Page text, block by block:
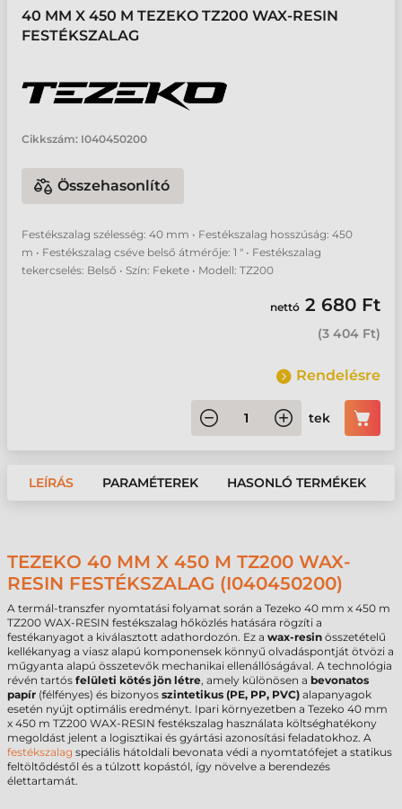
40 MM X 450 M TEZEKO TZ200 WAX-RESIN
FESTÉKSZALAG
Cikkszám: I040450200
Összehasonlító
Festékszalag szélesség: 40 mm • Festékszalag hosszúság: 450
m • Festékszalag cséve belső átmérője: 1 " • Festékszalag
tekercselés: Belső • Szín: Fekete • Modell: TZ200
nettó 2 680 Ft
(3 404 Ft)
Rendelésre
tek
LEÍRÁS PARAMÉTEREK HASONLÓ TERMÉKEK
TEZEKO 40 MM X 450 M TZ200 WAX-
RESIN FESTÉKSZALAG (I040450200)
A termál-transzfer nyomtatási folyamat során a Tezeko 40 mm x 450 m
TZ200 WAX-RESIN festékszalag hőközlés hatására rögzíti a
festékanyagot a kiválasztott adathordozón. Ez a wax-resin összetételű
kellékanyag a viasz alapú komponensek könnyű olvadáspontját ötvözi a
műgyanta alapú összetevők mechanikai ellenállóságával. A technológia
révén tartós felületi kötés jön létre, amely különösen a bevonatos
papír (félfényes) és bizonyos szintetikus (PE, PP, PVC) alapanyagok
esetén nyújt optimális eredményt. Ipari környezetben a Tezeko 40 mm
x 450 m TZ200 WAX-RESIN festékszalag használata költséghatékony
megoldást jelent a logisztikai és gyártási azonosítási feladatokhoz. A
festékszalag speciális hátoldali bevonata védi a nyomtatófejet a statikus
feltöltődéstől és a túlzott kopástól, így növelve a berendezés
élettartamát.